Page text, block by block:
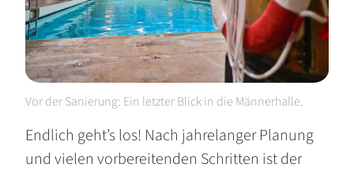
Vor der Sanierung: Ein letzter Blick in die Männerhalle.
Endlich geht’s los! Nach jahrelanger Planung
und vielen vorbereitenden Schritten ist der